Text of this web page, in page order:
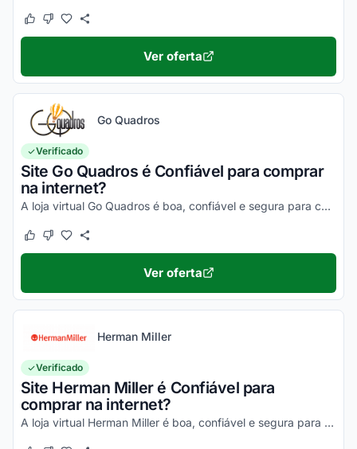
Este cupom funcionou
Este cupom não funcionou
Ver oferta
Go Quadros
Verificado
Site Go Quadros é Confiável para comprar
na internet?
A loja virtual Go Quadros é boa, confiável e segura para compras online. Pesquise, confira os comentários e constate!
Este cupom funcionou
Este cupom não funcionou
Ver oferta
Herman Miller
Verificado
Site Herman Miller é Confiável para
comprar na internet?
A loja virtual Herman Miller é boa, confiável e segura para compras online. Pesquise, confira os comentários e constate!